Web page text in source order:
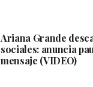
Ariana Grande
sociales: anuncia
mensaje (VIDEO)